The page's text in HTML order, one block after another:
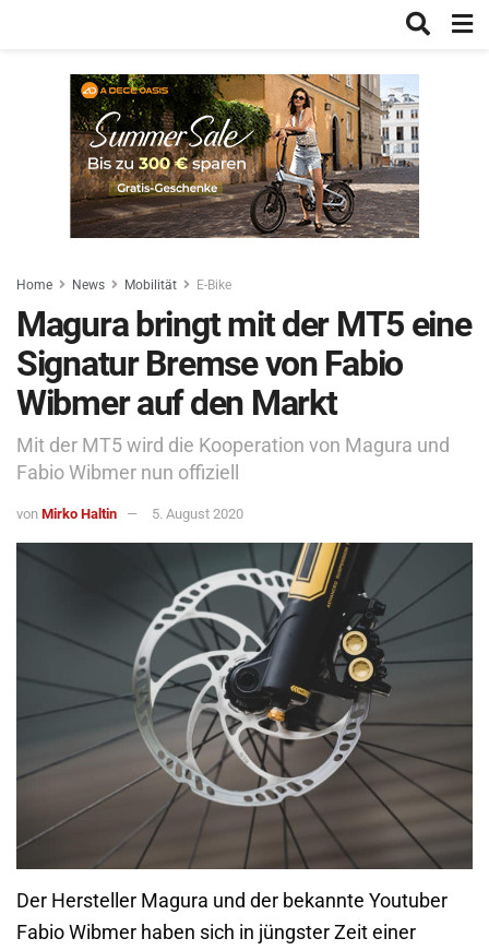
Home News Mobilität E-Bike
Magura bringt mit der MT5 eine
Signatur Bremse von Fabio
Wibmer auf den Markt
Mit der MT5 wird die Kooperation von Magura und
Fabio Wibmer nun offiziell
von Mirko Haltin 5. August 2020
Der Hersteller Magura und der bekannte Youtuber
Fabio Wibmer haben sich in jüngster Zeit einer